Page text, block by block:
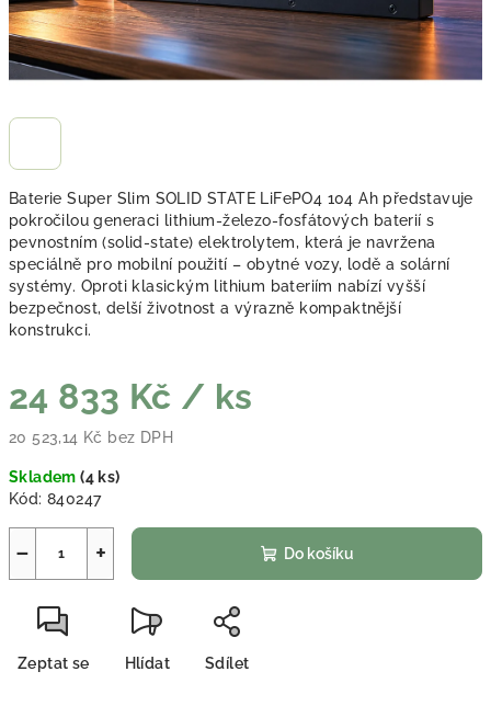
Baterie Super Slim SOLID STATE LiFePO4 104 Ah představuje
pokročilou generaci lithium-železo-fosfátových baterií s
pevnostním (solid-state) elektrolytem, která je navržena
speciálně pro mobilní použití – obytné vozy, lodě a solární
systémy. Oproti klasickým lithium bateriím nabízí vyšší
bezpečnost, delší životnost a výrazně kompaktnější
konstrukci.
24 833 Kč / ks
20 523,14 Kč bez DPH
Skladem(4 ks)
Kód: 840247
+
− Do košíku
Zeptat se Hlídat Sdílet